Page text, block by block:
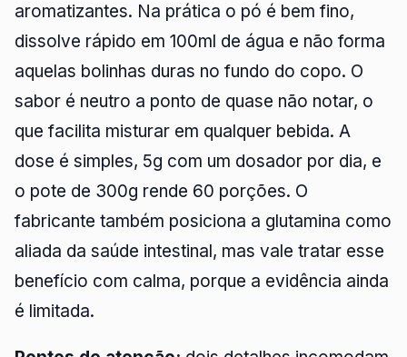
aromatizantes. Na prática o pó é bem fino,
dissolve rápido em 100ml de água e não forma
aquelas bolinhas duras no fundo do copo. O
sabor é neutro a ponto de quase não notar, o
que facilita misturar em qualquer bebida. A
dose é simples, 5g com um dosador por dia, e
o pote de 300g rende 60 porções. O
fabricante também posiciona a glutamina como
aliada da saúde intestinal, mas vale tratar esse
benefício com calma, porque a evidência ainda
é limitada.